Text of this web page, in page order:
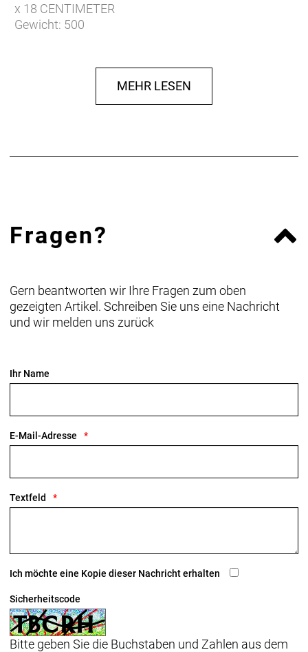
x 18 CENTIMETER
Gewicht: 500
Verschluss: Roll-Verschluss
MEHR LESEN
Fragen?
Gern beantworten wir Ihre Fragen zum oben
gezeigten Artikel. Schreiben Sie uns eine Nachricht
und wir melden uns zurück
Ihr Name
E-Mail-Adresse
Textfeld
Ich möchte eine Kopie dieser Nachricht erhalten
Sicherheitscode
Bitte geben Sie die Buchstaben und Zahlen aus dem